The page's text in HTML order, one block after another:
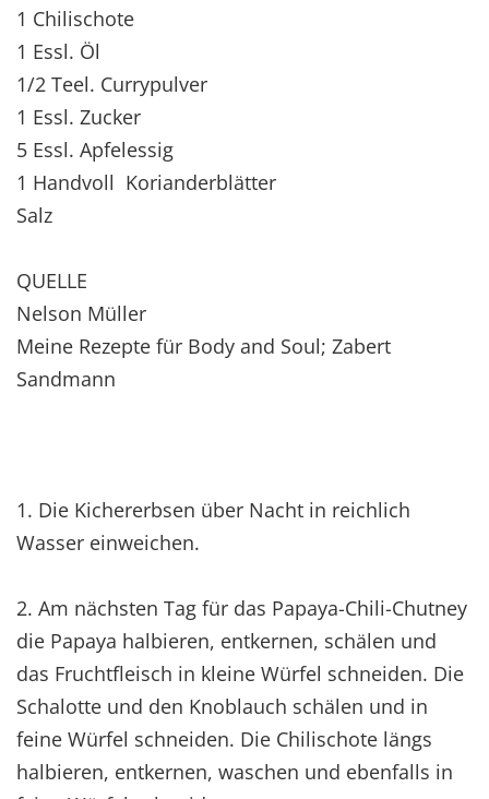
1 Chilischote
1 Essl. Öl
1/2 Teel. Currypulver
1 Essl. Zucker
5 Essl. Apfelessig
1 Handvoll Korianderblätter
Salz
QUELLE
Nelson Müller
Meine Rezepte für Body and Soul; Zabert
Sandmann
1. Die Kichererbsen über Nacht in reichlich
Wasser einweichen.
2. Am nächsten Tag für das Papaya-Chili-Chutney
die Papaya halbieren, entkernen, schälen und
das Fruchtfleisch in kleine Würfel schneiden. Die
Schalotte und den Knoblauch schälen und in
feine Würfel schneiden. Die Chilischote längs
halbieren, entkernen, waschen und ebenfalls in